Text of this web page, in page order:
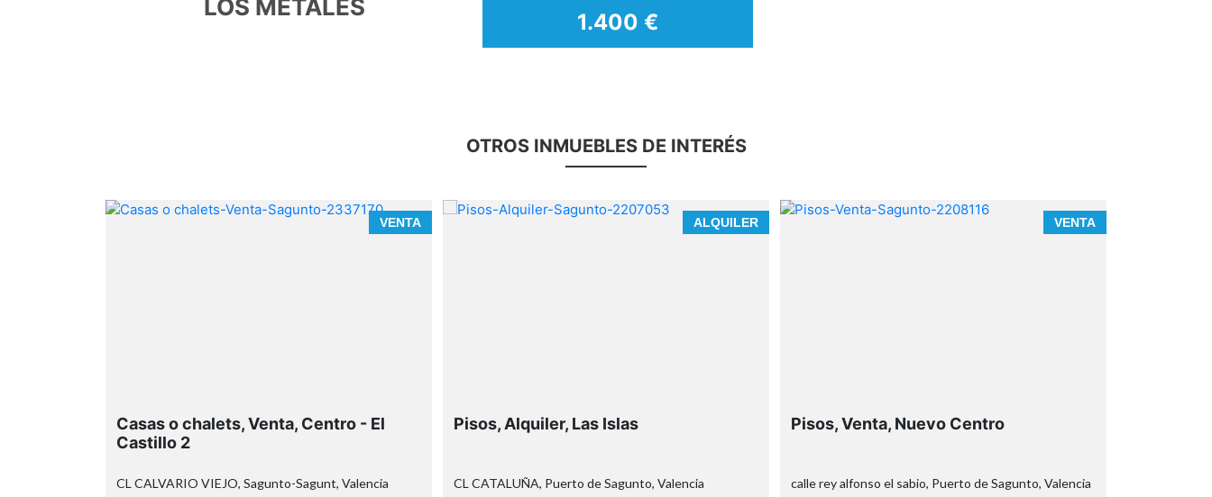
LOS METALES
1.400 €
OTROS INMUEBLES DE INTERÉS
VENTA
71,75 m²
32,40 m²
Casas o chalets, Venta, Centro - El
Castillo 2
CL CALVARIO VIEJO, Sagunto-Sagunt, Valencia
ALQUILER
Pisos, Alquiler, Las Islas
CL CATALUÑA, Puerto de Sagunto, Valencia
VENTA
Pisos, Venta, Nuevo Centro
calle rey alfonso el sabio, Puerto de Sagunto, Valencia